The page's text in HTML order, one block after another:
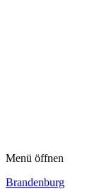
Menü öffnen
Brandenburg